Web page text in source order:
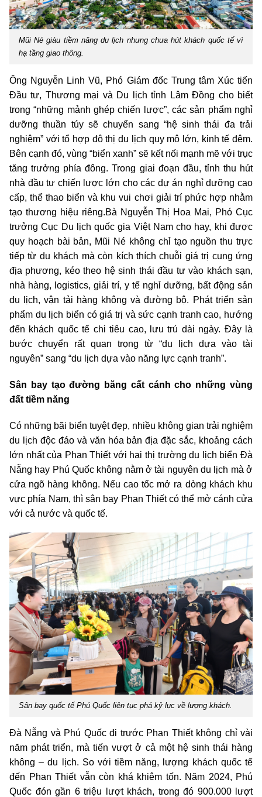
Mũi Né giàu tiềm năng du lịch nhưng chưa hút khách quốc tế vì
hạ tầng giao thông.
Ông Nguyễn Linh Vũ, Phó Giám đốc Trung tâm Xúc tiến
Đầu tư, Thương mại và Du lịch tỉnh Lâm Đồng cho biết
trong “những mảnh ghép chiến lược”, các sản phẩm nghỉ
dưỡng thuần túy sẽ chuyển sang “hệ sinh thái đa trải
nghiệm” với tổ hợp đô thị du lịch quy mô lớn, kinh tế đêm.
Bên cạnh đó, vùng “biển xanh” sẽ kết nối mạnh mẽ với trục
tăng trưởng phía đông. Trong giai đoạn đầu, tỉnh thu hút
nhà đầu tư chiến lược lớn cho các dự án nghỉ dưỡng cao
cấp, thể thao biển và khu vui chơi giải trí phức hợp nhằm
tạo thương hiệu riêng.Bà Nguyễn Thị Hoa Mai, Phó Cục
trưởng Cục Du lịch quốc gia Việt Nam cho hay, khi được
quy hoạch bài bản, Mũi Né không chỉ tạo nguồn thu trực
tiếp từ du khách mà còn kích thích chuỗi giá trị cung ứng
địa phương, kéo theo hệ sinh thái đầu tư vào khách sạn,
nhà hàng, logistics, giải trí, y tế nghỉ dưỡng, bất động sản
du lịch, vận tải hàng không và đường bộ. Phát triển sản
phẩm du lịch biển có giá trị và sức cạnh tranh cao, hướng
đến khách quốc tế chi tiêu cao, lưu trú dài ngày. Đây là
bước chuyển rất quan trọng từ “du lịch dựa vào tài
nguyên” sang “du lịch dựa vào năng lực cạnh tranh”.
Sân bay tạo đường băng cất cánh cho những vùng
đất tiềm năng
Có những bãi biển tuyệt đẹp, nhiều không gian trải nghiệm
du lịch độc đáo và văn hóa bản địa đặc sắc, khoảng cách
lớn nhất của Phan Thiết với hai thị trường du lịch biển Đà
Nẵng hay Phú Quốc không nằm ở tài nguyên du lịch mà ở
cửa ngõ hàng không. Nếu cao tốc mở ra dòng khách khu
vực phía Nam, thì sân bay Phan Thiết có thể mở cánh cửa
với cả nước và quốc tế.
Sân bay quốc tế Phú Quốc liên tục phá kỷ lục về lượng khách.
Đà Nẵng và Phú Quốc đi trước Phan Thiết không chỉ vài
năm phát triển, mà tiến vượt ở cả một hệ sinh thái hàng
không – du lịch. So với tiềm năng, lượng khách quốc tế
đến Phan Thiết vẫn còn khá khiêm tốn. Năm 2024, Phú
Quốc đón gần 6 triệu lượt khách, trong đó 900.000 lượt